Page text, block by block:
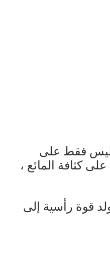
وليس فقط على
كثافة المائع ،
قوة رأسية إلى